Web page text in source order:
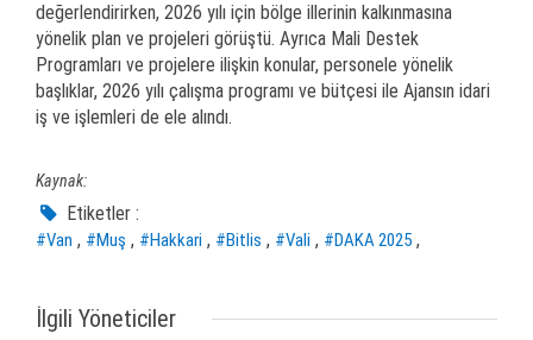
değerlendirirken, 2026 yılı için bölge illerinin kalkınmasına
yönelik plan ve projeleri görüştü. Ayrıca Mali Destek
Programları ve projelere ilişkin konular, personele yönelik
başlıklar, 2026 yılı çalışma programı ve bütçesi ile Ajansın idari
iş ve işlemleri de ele alındı.
Kaynak:
Etiketler :
#Van , #Muş , #Hakkari , #Bitlis , #Vali , #DAKA 2025 ,
İlgili Yöneticiler